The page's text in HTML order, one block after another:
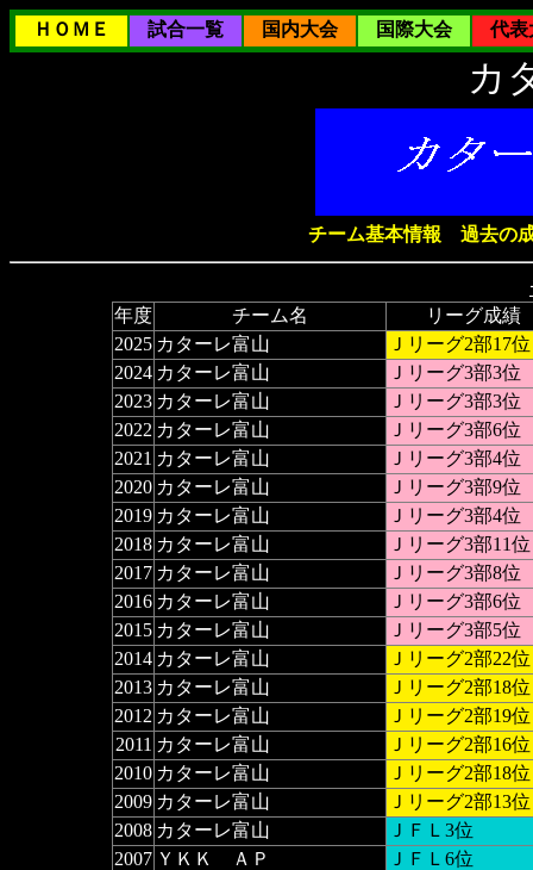
ＨＯＭＥ 試合一覧 国内大会 国際大会 代表
カ
チーム基本情報 過去の
年度 チーム名
リーグ成績
2025 カターレ富山
Ｊリーグ2部17位
2024 カターレ富山
Ｊリーグ3部3位
2023 カターレ富山
Ｊリーグ3部3位
2022 カターレ富山
Ｊリーグ3部6位
2021 カターレ富山
Ｊリーグ3部4位
2020 カターレ富山
Ｊリーグ3部9位
2019 カターレ富山
Ｊリーグ3部4位
2018 カターレ富山
Ｊリーグ3部11位
2017 カターレ富山
Ｊリーグ3部8位
2016 カターレ富山
Ｊリーグ3部6位
2015 カターレ富山
Ｊリーグ3部5位
2014 カターレ富山
Ｊリーグ2部22位
2013 カターレ富山
Ｊリーグ2部18位
2012 カターレ富山
Ｊリーグ2部19位
2011 カターレ富山
Ｊリーグ2部16位
2010 カターレ富山
Ｊリーグ2部18位
2009 カターレ富山
Ｊリーグ2部13位
2008 カターレ富山
ＪＦＬ3位
2007 ＹＫＫ ＡＰ
ＪＦＬ6位